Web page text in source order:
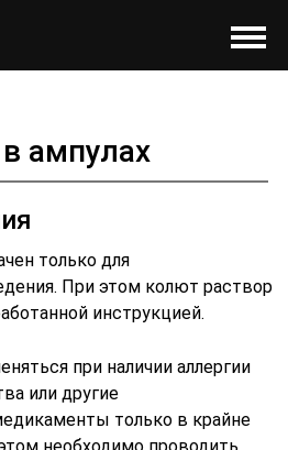
ампулах
только для
При этом колют раствор
инструкцией.
при наличии аллергии
или другие
только в крайне